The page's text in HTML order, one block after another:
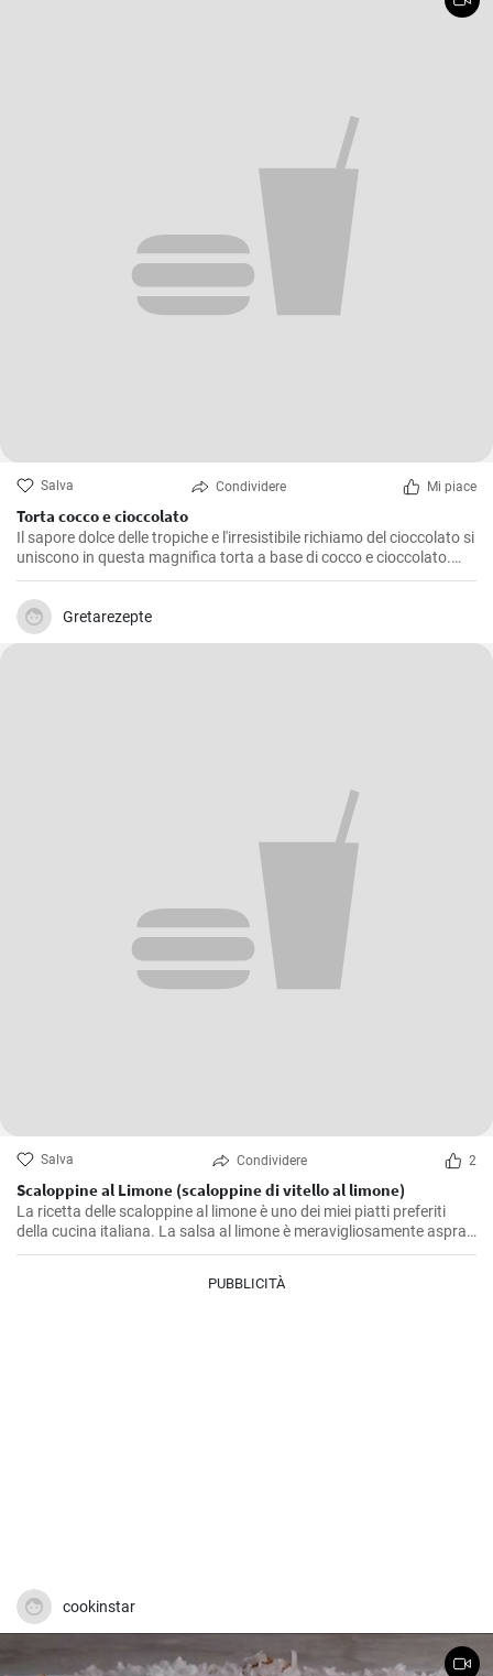
Salva Condividere Mi piace
Torta cocco e cioccolato
Il sapore dolce delle tropiche e l'irresistibile richiamo del cioccolato si
uniscono in questa magnifica torta a base di cocco e cioccolato.
Preparata diverse volte in casa mia, è un dolce che non delude mai,
una golosità amata sia dai grandi che dai piccolini. Una torta
genuina e facile da preparare che dona un finale dolce e raffinato a
qualsiasi pasto.
Gretarezepte
Salva Condividere 2
Scaloppine al Limone (scaloppine di vitello al limone)
La ricetta delle scaloppine al limone è uno dei miei piatti preferiti
della cucina italiana. La salsa al limone è meravigliosamente aspra
e accentua il sapore della carne di vitello. Si tratta di un piatto di
grande effetto che non solo è buono in estate per la sua leggerezza,
ma che mette di buon umore anche nei periodi più freddi.
PUBBLICITÀ
cookinstar